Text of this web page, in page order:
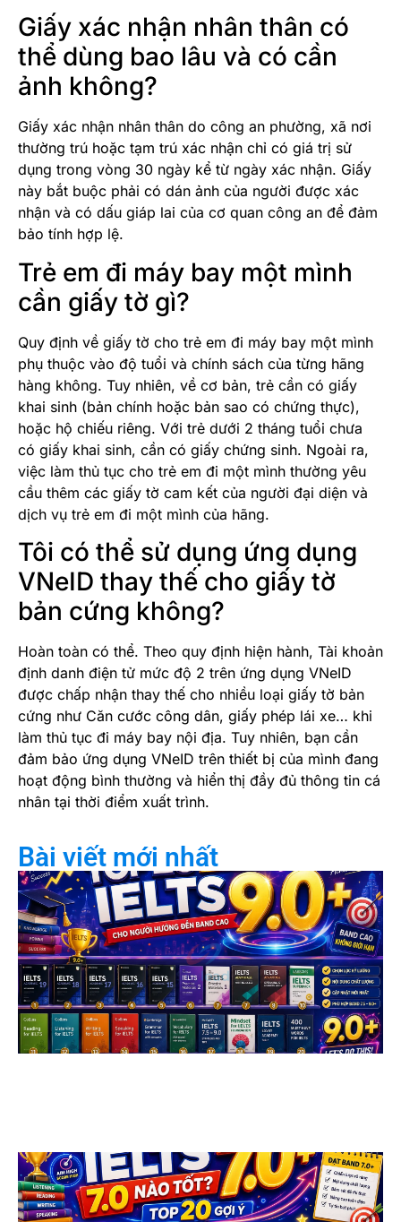
Giấy xác nhận nhân thân có
thể dùng bao lâu và có cần
ảnh không?
Giấy xác nhận nhân thân do công an phường, xã nơi
thường trú hoặc tạm trú xác nhận chỉ có giá trị sử
dụng trong vòng 30 ngày kể từ ngày xác nhận. Giấy
này bắt buộc phải có dán ảnh của người được xác
nhận và có dấu giáp lai của cơ quan công an để đảm
bảo tính hợp lệ.
Trẻ em đi máy bay một mình
cần giấy tờ gì?
Quy định về giấy tờ cho trẻ em đi máy bay một mình
phụ thuộc vào độ tuổi và chính sách của từng hãng
hàng không. Tuy nhiên, về cơ bản, trẻ cần có giấy
khai sinh (bản chính hoặc bản sao có chứng thực),
hoặc hộ chiếu riêng. Với trẻ dưới 2 tháng tuổi chưa
có giấy khai sinh, cần có giấy chứng sinh. Ngoài ra,
việc làm thủ tục cho trẻ em đi một mình thường yêu
cầu thêm các giấy tờ cam kết của người đại diện và
dịch vụ trẻ em đi một mình của hãng.
Tôi có thể sử dụng ứng dụng
VNeID thay thế cho giấy tờ
bản cứng không?
Hoàn toàn có thể. Theo quy định hiện hành, Tài khoản
định danh điện tử mức độ 2 trên ứng dụng VNeID
được chấp nhận thay thế cho nhiều loại giấy tờ bản
cứng như Căn cước công dân, giấy phép lái xe… khi
làm thủ tục đi máy bay nội địa. Tuy nhiên, bạn cần
đảm bảo ứng dụng VNeID trên thiết bị của mình đang
hoạt động bình thường và hiển thị đầy đủ thông tin cá
nhân tại thời điểm xuất trình.
Bài viết mới nhất